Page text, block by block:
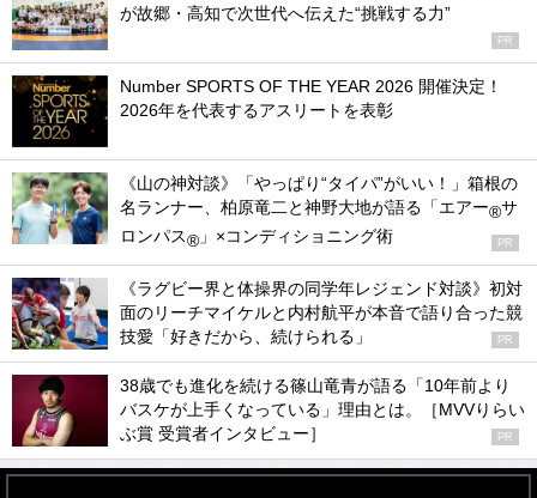
が故郷・高知で次世代へ伝えた“挑戦する力”
PR
Number SPORTS OF THE YEAR 2026 開催決定！
2026年を代表するアスリートを表彰
《山の神対談》「やっぱり“タイパ”がいい！」箱根の
名ランナー、柏原竜二と神野大地が語る「エアー®サ
ロンパス® 」×コンディショニング術 PR
《ラグビー界と体操界の同学年レジェンド対談》初対
面のリーチマイケルと内村航平が本音で語り合った競
技愛「好きだから、続けられる」
PR
38歳でも進化を続ける篠山竜青が語る「10年前より
バスケが上手くなっている」理由とは。［MVVりらい
ぶ賞 受賞者インタビュー］
PR